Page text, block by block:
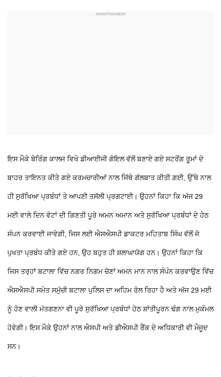
ਇਸ ਮੌਕੇ ਬੇਰਿੰਗ ਕਾਲਜ ਵਿਖੇ ਡੀਆਈਜੀ ਗੋਇਲ ਵੱਲੋਂ ਬਣਾਏ ਗਏ ਸਟਰੋਂਗ ਰੂਮਾਂ ਦੇ
ਬਾਹਰ ਤਾਇਨਤ ਕੀਤੇ ਗਏ ਕਰਮਚਾਰੀਆਂ ਨਾਲ ਜਿੱਥੇ ਗੱਲਬਾਤ ਕੀਤੀ ਗਈ, ਉੱਥੇ ਨਾਲ
ਹੀ ਸੁਰੱਖਿਆ ਪ੍ਰਬੰਧਾਂ ਤੇ ਆਪਣੀ ਤਸੱਲੀ ਪ੍ਰਗਟਾਈ। ਉਹਨਾਂ ਕਿਹਾ ਕਿ ਅੱਜ 29
ਮਈ ਵਾਲੇ ਦਿਨ ਵੋਟਾਂ ਦੀ ਗਿਣਤੀ ਪੂਰੇ ਅਮਨ ਅਮਾਨ ਅਤੇ ਸੁਰੱਖਿਆ ਪ੍ਰਬੰਧਾਂ ਦੇ ਹੇਠ
ਸੰਪਨ ਕਰਵਾਈ ਜਾਵੇਗੀ, ਜਿਸ ਲਈ ਐਸਐਸਪੀ ਡਾਕਟਰ ਮਹਿਤਾਬ ਸਿੰਘ ਵੱਲੋਂ ਜੋ
ਪੁਖਤਾ ਪ੍ਰਬੰਧ ਕੀਤੇ ਗਏ ਹਨ, ਉਹ ਬਹੁਤ ਹੀ ਸ਼ਲਾਘਾਯੋਗ ਹਨ। ਉਹਨਾਂ ਕਿਹਾ ਕਿ
ਜਿਸ ਤਰ੍ਹਾਂ ਬਟਾਲਾ ਵਿੱਚ ਨਗਰ ਨਿਗਮ ਚੋਣਾਂ ਅਮਨ ਮਾਨ ਨਾਲ ਸੰਪੰਨ ਕਰਵਾਉਣ ਵਿੱਚ
ਐਸਐਸਪੀ ਸਮੇਤ ਸਮੁੱਚੀ ਬਟਾਲਾ ਪੁਲਿਸ ਦਾ ਅਹਿਮ ਰੋਲ ਰਿਹਾ ਹੈ ਅਤੇ ਅੱਜ 29 ਮਈ
ਨੂੰ ਹੋਣ ਵਾਲੀ ਮੱਤਗਣਨਾ ਵੀ ਪੂਰੇ ਸੁਰੱਖਿਆ ਪ੍ਰਬੰਧਾਂ ਹੇਠ ਸ਼ਾਂਤੀਪੂਰਨ ਢੰਗ ਨਾਲ ਮੁਕੰਮਲ
ਹੋਵੇਗੀ। ਇਸ ਮੌਕੇ ਉਹਨਾਂ ਨਾਲ ਐਸਪੀ ਅਤੇ ਡੀਐਸਪੀ ਰੈਂਕ ਦੇ ਅਧਿਕਾਰੀ ਵੀ ਮੌਜੂਦ
ਸਨ।